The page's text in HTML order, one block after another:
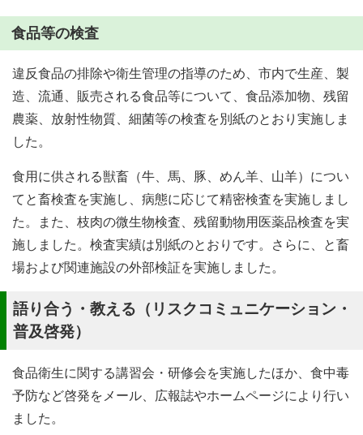
食品等の検査
違反食品の排除や衛生管理の指導のため、市内で生産、製
造、流通、販売される食品等について、食品添加物、残留
農薬、放射性物質、細菌等の検査を別紙のとおり実施しま
した。
食用に供される獣畜（牛、馬、豚、めん羊、山羊）につい
てと畜検査を実施し、病態に応じて精密検査を実施しまし
た。また、枝肉の微生物検査、残留動物用医薬品検査を実
施しました。検査実績は別紙のとおりです。さらに、と畜
場および関連施設の外部検証を実施しました。
語り合う・教える（リスクコミュニケーション・
普及啓発）
食品衛生に関する講習会・研修会を実施したほか、食中毒
予防など啓発をメール、広報誌やホームページにより行い
ました。